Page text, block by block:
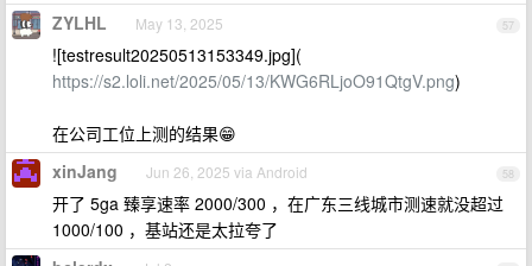
57
ZYLHL May 13, 2025
![testresult20250513153349.jpg](
https://s2.loli.net/2025/05/13/KWG6RLjoO91QtgV.png)
在公司工位上测的结果😁
58
xinJang Jun 26, 2025 via Android
开了 5ga 臻享速率 2000/300 ，在广东三线城市测速就没超过
1000/100 ，基站还是太拉夸了